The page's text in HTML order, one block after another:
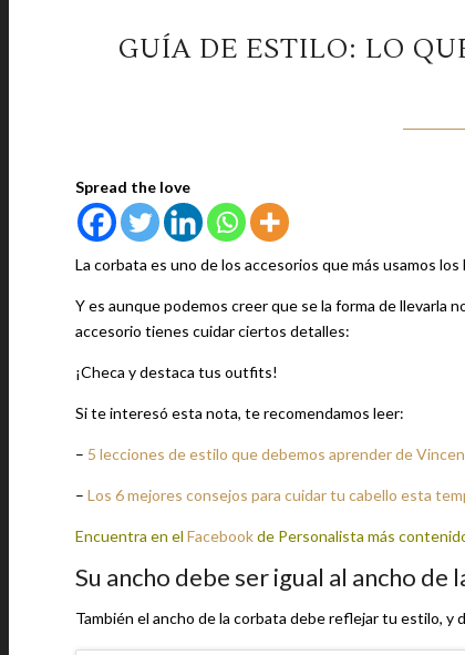
GUÍA DE ESTILO: LO
Spread the love
La corbata es uno de los accesorios que más usamos
Y es aunque podemos creer que se la forma de llevarla
accesorio tienes cuidar ciertos detalles:
¡Checa y destaca tus outfits!
Si te interesó esta nota, te recomendamos leer:
– 5 lecciones de estilo que debemos aprender de
– Los 6 mejores consejos para cuidar tu cabello esta
Encuentra en el Facebookde Personalista más
Su ancho debe ser igual al ancho de
También el ancho de la corbata debe reflejar tu estilo,